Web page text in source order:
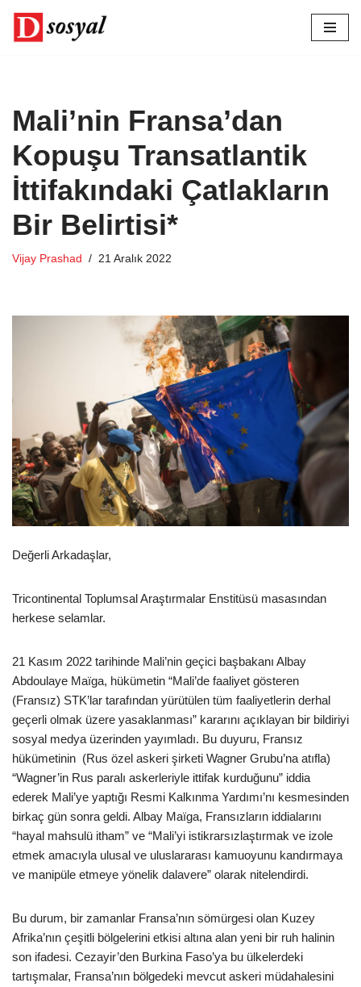
İçeriğe
Mali’nin Fransa’dan
Kopuşu Transatlantik
İttifakındaki Çatlakların
Bir Belirtisi*
Vijay Prashad 21 Aralık 2022
Değerli Arkadaşlar,
Tricontinental Toplumsal Araştırmalar Enstitüsü masasından
herkese selamlar.
21 Kasım 2022 tarihinde Mali’nin geçici başbakanı Albay
Abdoulaye Maïga, hükümetin “Mali’de faaliyet gösteren
(Fransız) STK’lar tarafından yürütülen tüm faaliyetlerin derhal
geçerli olmak üzere yasaklanması” kararını açıklayan bir bildiriyi
sosyal medya üzerinden yayımladı. Bu duyuru, Fransız
hükümetinin (Rus özel askeri şirketi Wagner Grubu’na atıfla)
“Wagner’in Rus paralı askerleriyle ittifak kurduğunu” iddia
ederek Mali’ye yaptığı Resmi Kalkınma Yardımı’nı kesmesinden
birkaç gün sonra geldi. Albay Maïga, Fransızların iddialarını
“hayal mahsulü itham” ve “Mali’yi istikrarsızlaştırmak ve izole
etmek amacıyla ulusal ve uluslararası kamuoyunu kandırmaya
ve manipüle etmeye yönelik dalavere” olarak nitelendirdi.
Bu durum, bir zamanlar Fransa’nın sömürgesi olan Kuzey
Afrika’nın çeşitli bölgelerini etkisi altına alan yeni bir ruh halinin
son ifadesi. Cezayir’den Burkina Faso’ya bu ülkelerdeki
tartışmalar, Fransa’nın bölgedeki mevcut askeri müdahalesini